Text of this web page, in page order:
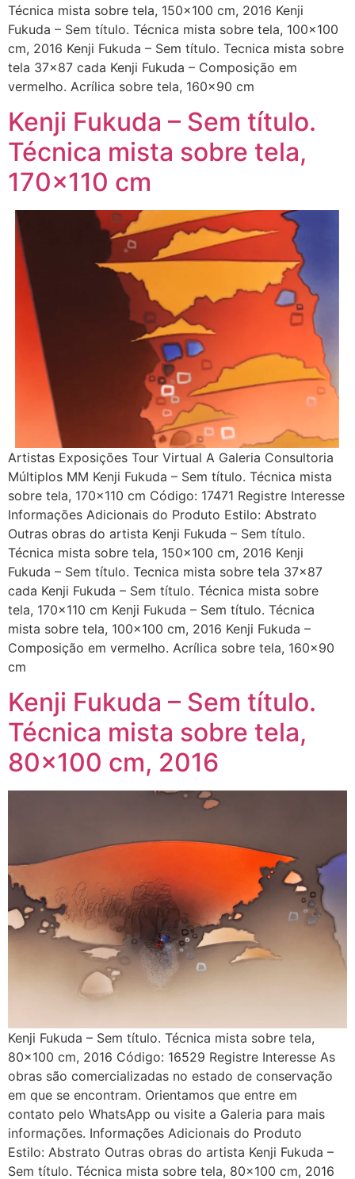
Técnica mista sobre tela, 150×100 cm, 2016 Kenji
Fukuda – Sem título. Técnica mista sobre tela, 100×100
cm, 2016 Kenji Fukuda – Sem título. Tecnica mista sobre
tela 37×87 cada Kenji Fukuda – Composição em
vermelho. Acrílica sobre tela, 160×90 cm
Kenji Fukuda – Sem título.
Técnica mista sobre tela,
170×110 cm
Artistas Exposições Tour Virtual A Galeria Consultoria
Múltiplos MM Kenji Fukuda – Sem título. Técnica mista
sobre tela, 170×110 cm Código: 17471 Registre Interesse
Informações Adicionais do Produto Estilo: Abstrato
Outras obras do artista Kenji Fukuda – Sem título.
Técnica mista sobre tela, 150×100 cm, 2016 Kenji
Fukuda – Sem título. Tecnica mista sobre tela 37×87
cada Kenji Fukuda – Sem título. Técnica mista sobre
tela, 170×110 cm Kenji Fukuda – Sem título. Técnica
mista sobre tela, 100×100 cm, 2016 Kenji Fukuda –
Composição em vermelho. Acrílica sobre tela, 160×90
cm
Kenji Fukuda – Sem título.
Técnica mista sobre tela,
80×100 cm, 2016
Kenji Fukuda – Sem título. Técnica mista sobre tela,
80×100 cm, 2016 Código: 16529 Registre Interesse As
obras são comercializadas no estado de conservação
em que se encontram. Orientamos que entre em
contato pelo WhatsApp ou visite a Galeria para mais
informações. Informações Adicionais do Produto
Estilo: Abstrato Outras obras do artista Kenji Fukuda –
Sem título. Técnica mista sobre tela, 80×100 cm, 2016